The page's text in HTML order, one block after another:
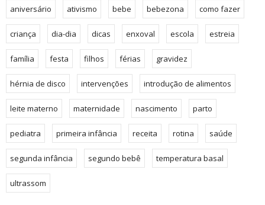
aniversário ativismo bebe bebezona como fazer
criança dia-dia dicas enxoval escola estreia
família festa filhos férias gravidez
hérnia de disco intervenções introdução de alimentos
leite materno maternidade nascimento parto
pediatra primeira infância receita rotina saúde
segunda infância segundo bebê temperatura basal
ultrassom